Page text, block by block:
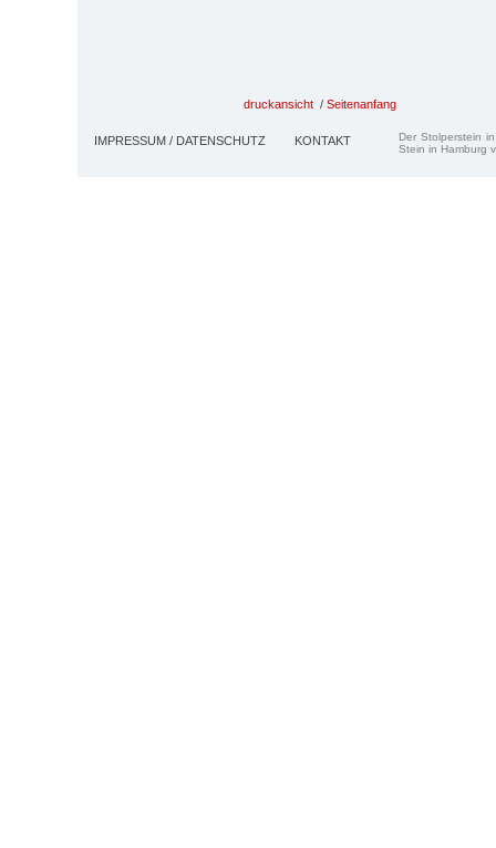
druckansicht / Seitenanfang
IMPRESSUM / DATENSCHUTZ KONTAKT
Der Stolperstein
Stein in Hamburg